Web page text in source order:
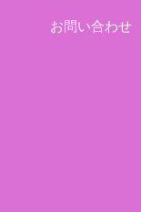
お問い合わせ